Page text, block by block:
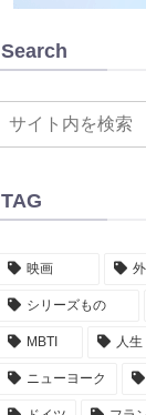
Search
TAG
映画
シリーズもの
MBTI 人生
ニューヨーク